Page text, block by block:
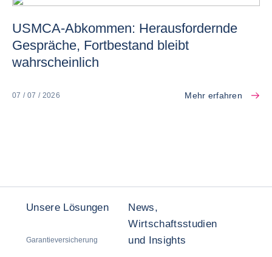
USMCA-Abkommen: Herausfordernde
Gespräche, Fortbestand bleibt
wahrscheinlich
07 / 07 / 2026 Mehr erfahren
Unsere Lösungen
Garantieversicherung
News,
Wirtschaftsstudien
und Insights